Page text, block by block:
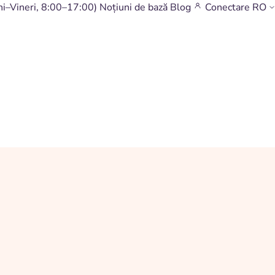
8:00–17:00) Noțiuni de bază Blog Conectare RO